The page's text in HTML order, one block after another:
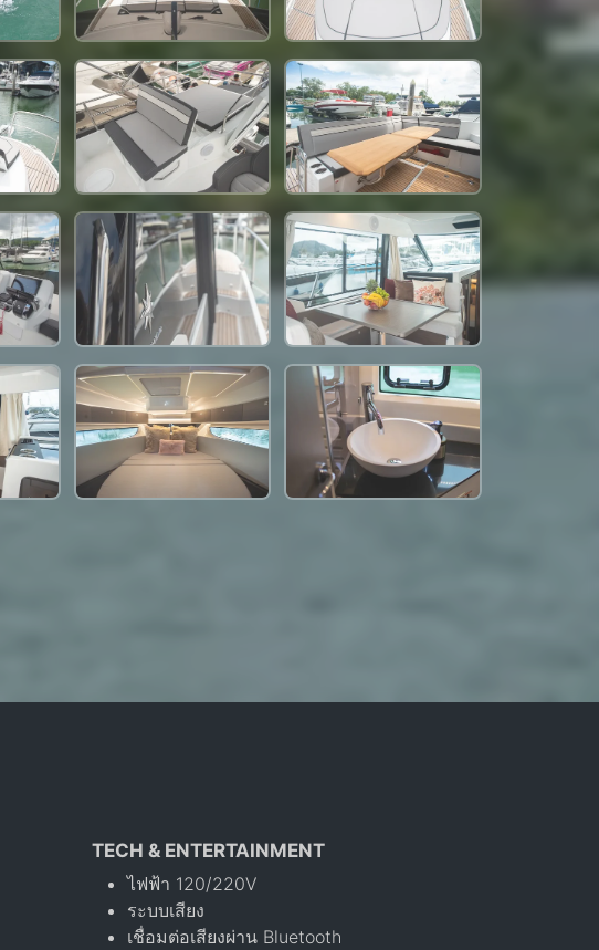
TECH & ENTERTAINMENT
ไฟฟ้า 120/220V
ระบบเสียง
เชื่อมต่อเสียงผ่าน Bluetooth